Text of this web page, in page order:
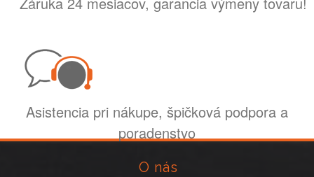
Asistencia pri nákupe, špičková podpora a
poradenstvo
O nás